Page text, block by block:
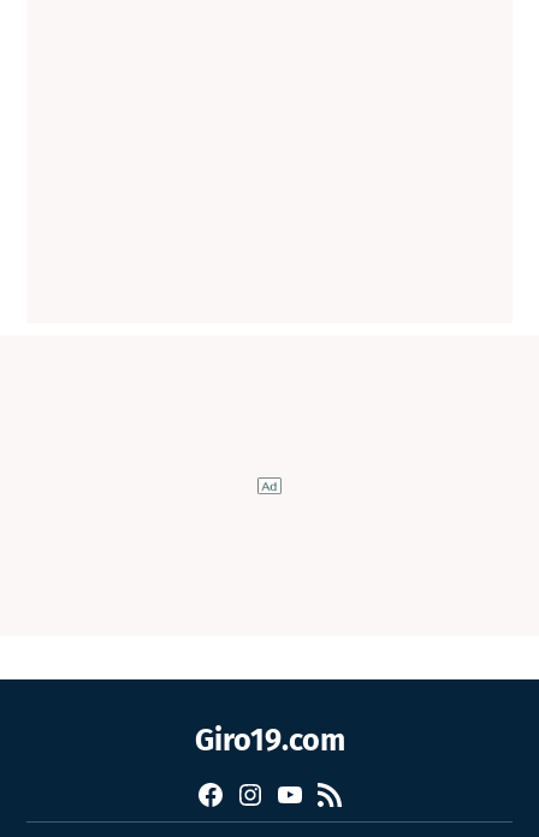
Giro19.com
FacebookInstagram
YouTube
RSS